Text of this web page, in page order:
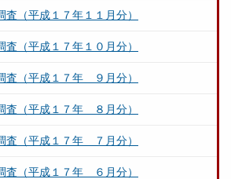
査（平成１７年１１月分）
査（平成１７年１０月分）
査（平成１７年 ９月分）
査（平成１７年 ８月分）
査（平成１７年 ７月分）
査（平成１７年 ６月分）